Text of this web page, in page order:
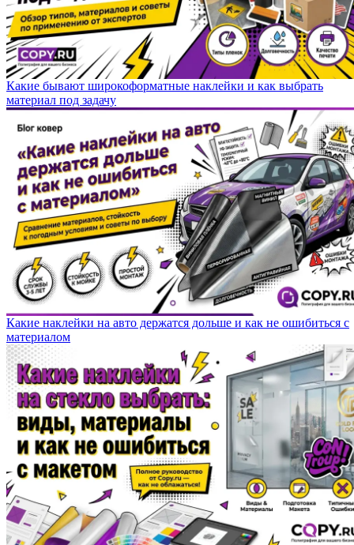
Какие бывают широкоформатные наклейки и как выбрать
материал под задачу
Какие наклейки на авто держатся дольше и как не ошибиться с
материалом